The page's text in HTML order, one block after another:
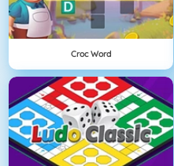
Croc Word